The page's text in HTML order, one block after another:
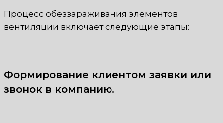
Процесс обеззараживания элементов
вентиляции включает следующие этапы:
Формирование клиентом заявки или
звонок в компанию.